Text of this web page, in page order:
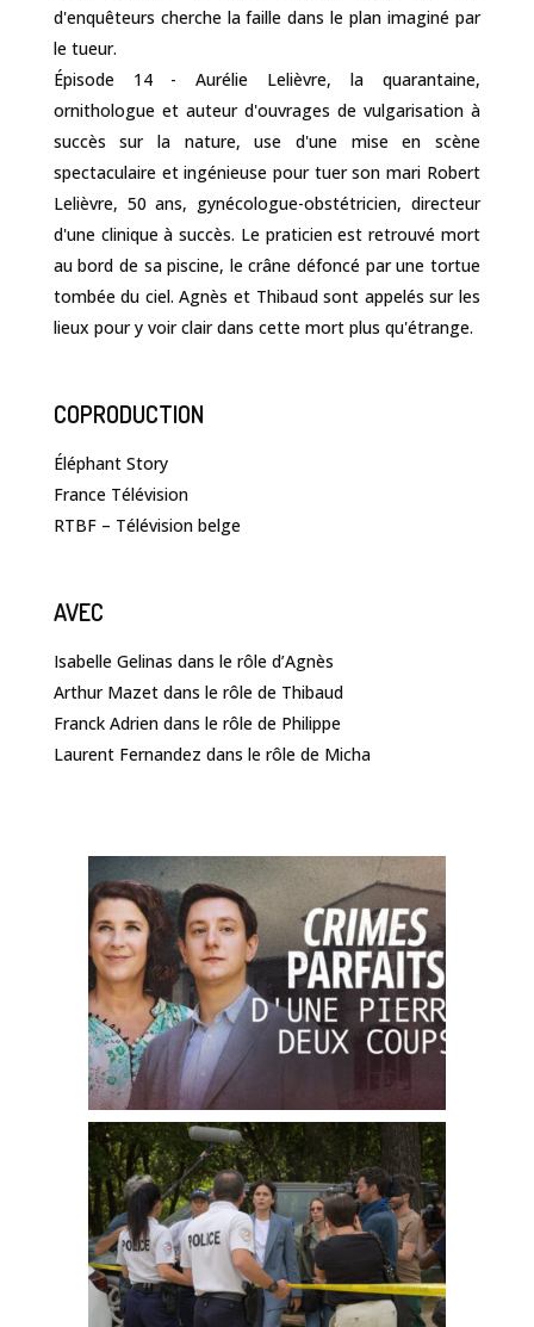
d'enquêteurs cherche la faille dans le plan imaginé par
le tueur.
Épisode 14 - Aurélie Lelièvre, la quarantaine,
ornithologue et auteur d'ouvrages de vulgarisation à
succès sur la nature, use d'une mise en scène
spectaculaire et ingénieuse pour tuer son mari Robert
Lelièvre, 50 ans, gynécologue-obstétricien, directeur
d'une clinique à succès. Le praticien est retrouvé mort
au bord de sa piscine, le crâne défoncé par une tortue
tombée du ciel. Agnès et Thibaud sont appelés sur les
lieux pour y voir clair dans cette mort plus qu'étrange.
COPRODUCTION
Éléphant Story
France Télévision
RTBF – Télévision belge
AVEC
Isabelle Gelinas dans le rôle d’Agnès
Arthur Mazet dans le rôle de Thibaud
Franck Adrien dans le rôle de Philippe
Laurent Fernandez dans le rôle de Micha